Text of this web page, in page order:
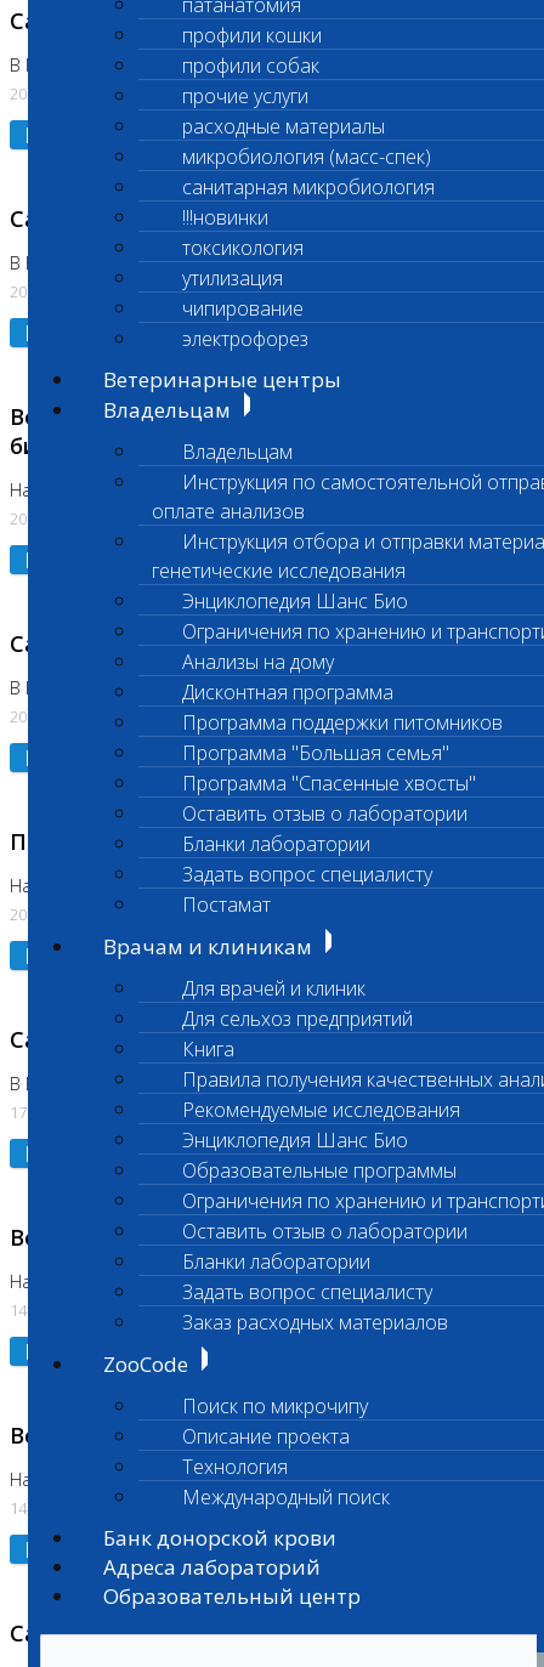
профили кошки
профили собак
прочие услуги
расходные материалы
микробиология (масс-спек)
санитарная микробиология
!!!новинки
токсикология
утилизация
чипирование
электрофорез
Ветеринарные центры
Владельцам
Владельцам
Инструкция по самостоятельной
оплате анализов
Инструкция отбора и отправки
генетические исследования
Энциклопедия Шанс Био
Ограничения по хранению и
Анализы на дому
Дисконтная программа
Программа поддержки питомников
Программа "Большая семья"
Программа "Спасенные хвосты"
Оставить отзыв о лаборатории
Бланки лаборатории
Задать вопрос специалисту
Постамат
Врачам и клиникам
Для врачей и клиник
Для сельхоз предприятий
Книга
Правила получения качественных
Рекомендуемые исследования
Энциклопедия Шанс Био
Образовательные программы
Ограничения по хранению и
Оставить отзыв о лаборатории
Бланки лаборатории
Задать вопрос специалисту
Заказ расходных материалов
ZooCode
Поиск по микрочипу
Описание проекта
Технология
Международный поиск
Банк донорской крови
Адреса лабораторий
Образовательный центр
Санитарные дни
В Коломне 24.07.2026 и 28.07.2026
20.07.2026
Подробнее
Санитарный день
В Бутово 21.07.2026
20.07.2026
Подробнее
Возобновлено выполнение срочных
биохимических исследований
На Нагорной
20.07.2026
Подробнее
Санитарный день
В Коломне 20.07.2026
20.07.2026
Подробнее
Приостановлено выполнение исследования
На Нагорной
20.07.2026
Подробнее
Санитарный день
В Бутово
17.07.2026
Подробнее
Возобновлено выполнение исследования
На Нагорной (Код 961, 962)
14.07.2026
Подробнее
Возобновлено выполнение исследования
На Нагорной (Код 157)
14.07.2026
Подробнее
Санитарный день